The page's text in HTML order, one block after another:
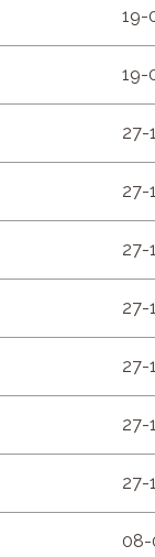
19-
19-
27-
27-
27-
27-
27-
27-
27-
08-